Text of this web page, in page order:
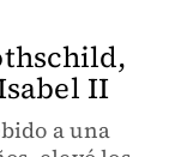
II
a una